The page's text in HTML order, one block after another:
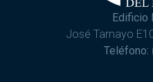
Edificio
José Tamayo
Teléfono: